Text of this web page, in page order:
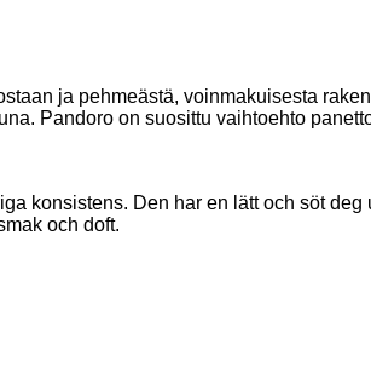
ja pehmeästä, voinmakuisesta
Pandoro on suosittu vaihtoehto
konsistens. Den har en lätt och söt
och doft.